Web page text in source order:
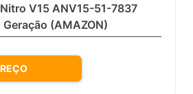
V15 ANV15-51-7837
Geração (AMAZON)